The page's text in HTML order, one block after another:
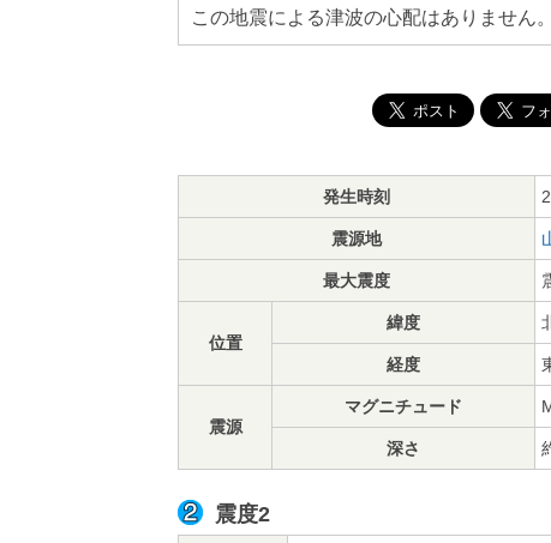
この地震による津波の心配はありません。
発生時刻
震源地
最大震度
位置
緯度
経度
震源
マグニチュード
深さ
震度2